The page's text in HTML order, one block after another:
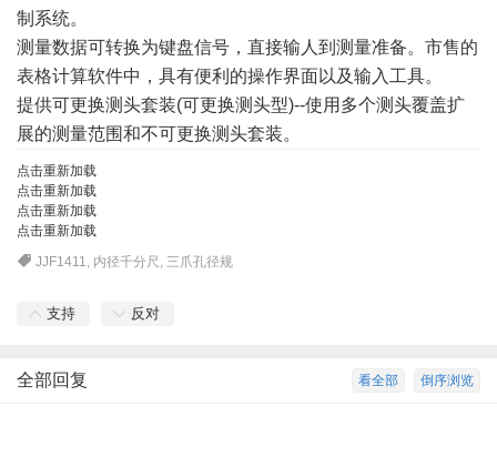
制系统。
测量数据可转换为键盘信号，直接输人到测量准备。市售的
表格计算软件中，具有便利的操作界面以及输入工具。
提供可更换测头套装(可更换测头型)--使用多个测头覆盖扩
展的测量范围和不可更换测头套装。
点击重新加载
点击重新加载
点击重新加载
点击重新加载
JJF1411, 内径千分尺 , 三爪孔径规
支持 反对
倒序浏览
看全部
全部回复